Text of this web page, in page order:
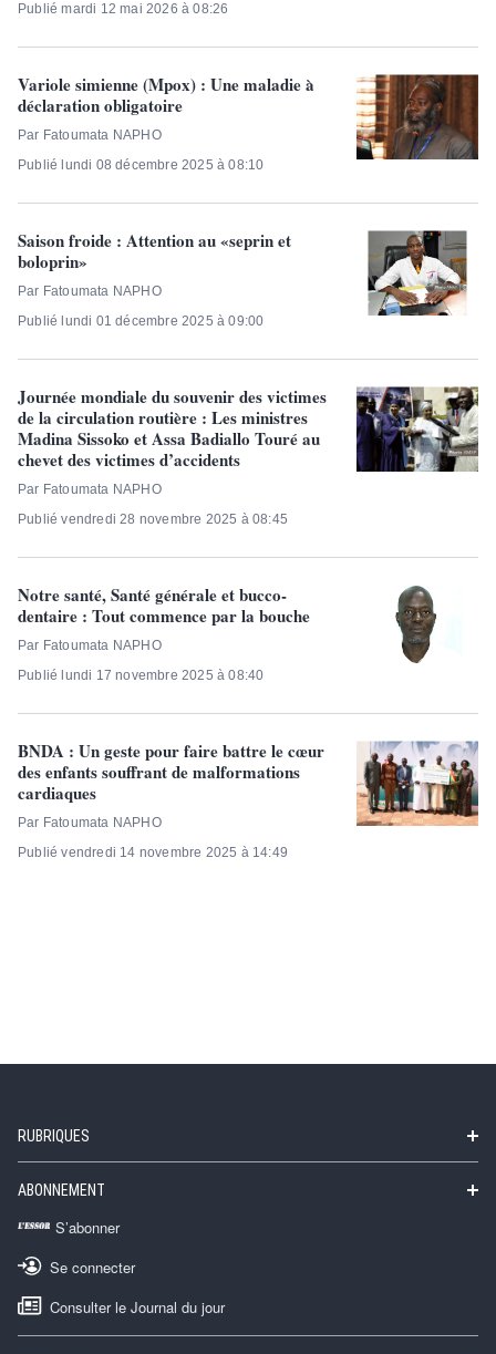
Publié mardi 12 mai 2026 à 08:26
Variole simienne (Mpox) : Une maladie à
déclaration obligatoire
Par Fatoumata NAPHO
Publié lundi 08 décembre 2025 à 08:10
Saison froide : Attention au «seprin et
boloprin»
Par Fatoumata NAPHO
Publié lundi 01 décembre 2025 à 09:00
Journée mondiale du souvenir des victimes
de la circulation routière : Les ministres
Madina Sissoko et Assa Badiallo Touré au
chevet des victimes d’accidents
Par Fatoumata NAPHO
Publié vendredi 28 novembre 2025 à 08:45
Notre santé, Santé générale et bucco-
dentaire : Tout commence par la bouche
Par Fatoumata NAPHO
Publié lundi 17 novembre 2025 à 08:40
BNDA : Un geste pour faire battre le cœur
des enfants souffrant de malformations
cardiaques
Par Fatoumata NAPHO
Publié vendredi 14 novembre 2025 à 14:49
RUBRIQUES
ABONNEMENT
S’abonner
Se connecter
Consulter le Journal du jour